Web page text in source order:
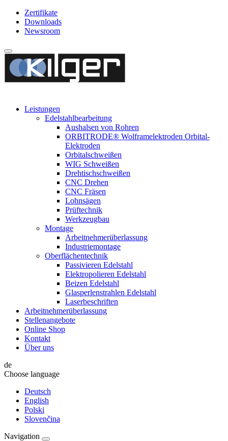
Zertifikate
Downloads
Newsroom
Leistungen
Edelstahlbearbeitung
Aushalsen von Rohren
ORBITRODE® Wolframelektroden Orbital-
Elektroden
Orbitalschweißen
WIG Schweißen
Drehtischschweißen
CNC Drehen
CNC Fräsen
Lohnsägen
Prüftechnik
Werkzeugbau
Montage
Arbeitnehmerüberlassung
Industriemontage
Oberflächentechnik
Passivieren Edelstahl
Elektropolieren Edelstahl
Beizen Edelstahl
Glasperlenstrahlen Edelstahl
Laserbeschriften
Arbeitnehmerüberlassung
Stellenangebote
Online Shop
Kontakt
Über uns
de
Choose language
Deutsch
English
Polski
Slovenčina
Navigation